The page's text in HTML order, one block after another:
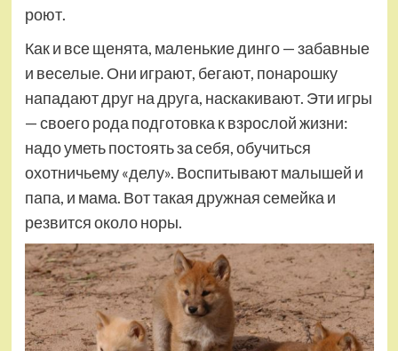
роют.
Как и все щенята, маленькие динго — забавные
и веселые. Они играют, бегают, понарошку
нападают друг на друга, наскакивают. Эти игры
— своего рода подготовка к взрослой жизни:
надо уметь постоять за себя, обучиться
охотничьему «делу». Воспитывают малышей и
папа, и мама. Вот такая дружная семейка и
резвится около норы.